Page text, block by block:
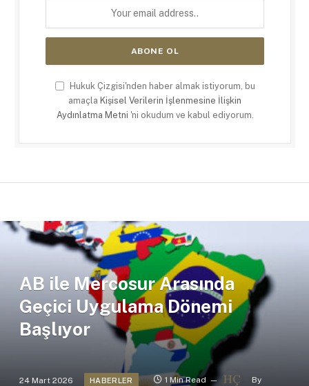
Hukuk Çizgisi'nden haber almak istiyorum, bu
amaçla Kişisel Verilerin İşlenmesine İlişkin
Aydınlatma Metni 'ni okudum ve kabul ediyorum.
AB ile Mercosur Arasında
Geçici Uygulama Dönemi
Başlıyor
24 Mart 2026 HABERLER 1 Min Read By